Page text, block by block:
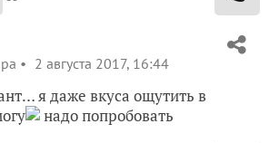
2 августа 2017, 16:44
я даже вкуса ощутить в
надо попробовать